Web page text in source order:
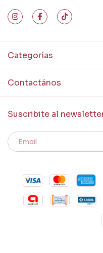
Categorías
Contactános
Suscribite al